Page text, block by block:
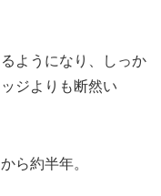
ようになり、しっか
ジよりも断然い
ら約半年。